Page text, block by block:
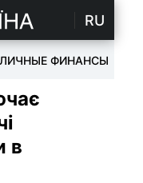
RU
ЛИЧНЫЕ ФИНАНСЫ
в